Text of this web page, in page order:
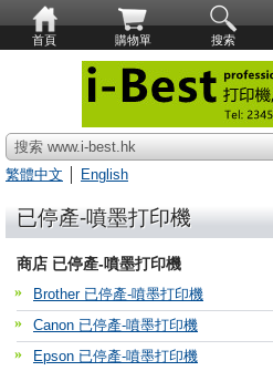
首頁 購物單 搜索
搜索 www.i-best.hk
繁體中文
English
已停產-噴墨打印機
商店 已停產-噴墨打印機
Brother 已停產-噴墨打印機
Canon 已停產-噴墨打印機
Epson 已停產-噴墨打印機